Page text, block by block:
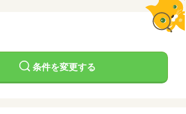
条件を変更する